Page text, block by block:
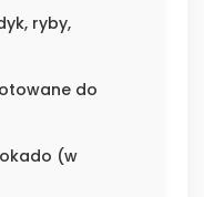
ryby,
do
(w